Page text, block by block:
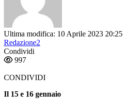
Ultima modifica: 10 Aprile 2023 20:25
Redazione2
Condividi
997
CONDIVIDI
Il 15 e 16 gennaio